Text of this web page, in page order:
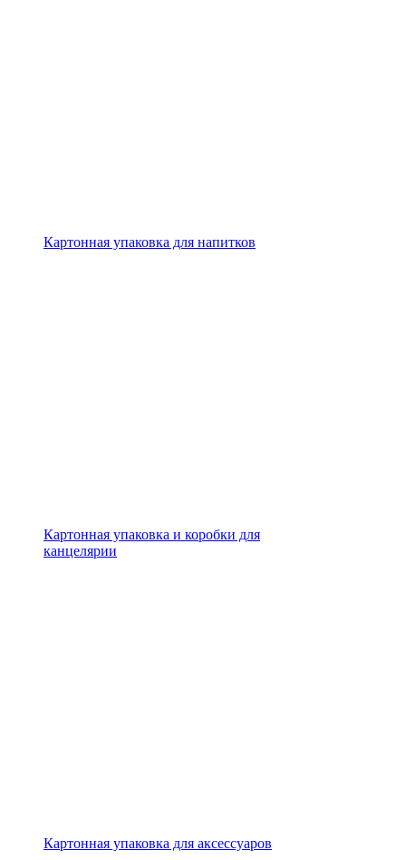
Картонная упаковка для напитков
Картонная упаковка и коробки для
канцелярии
Картонная упаковка для аксессуаров